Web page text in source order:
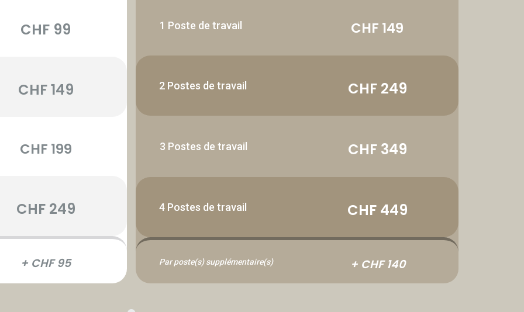
CHF 99
CHF 149
CHF 199
CHF 249
+ CHF 95
1 Poste de travail CHF 149
2 Postes de travail CHF 249
3 Postes de travail CHF 349
4 Postes de travail CHF 449
Par poste(s) supplémentaire(s) + CHF 140